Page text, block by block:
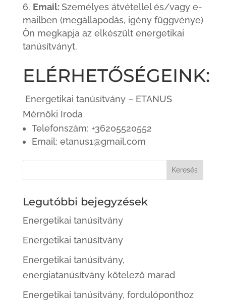
Email:Személyes átvétellel és/vagy e-
mailben (megállapodás, igény függvénye)
Ön megkapja az elkészült energetikai
tanúsítványt.
ELÉRHETŐSÉGEINK:
Energetikai tanúsítvány – ETANUS
Mérnöki Iroda
Telefonszám: +36205520552
Email: etanus1@gmail.com
Legutóbbi bejegyzések
Energetikai tanúsítvány
Energetikai tanúsítvány
Energetikai tanúsítvány,
energiatanúsítvány kötelező marad
Energetikai tanúsítvány, fordulóponthoz